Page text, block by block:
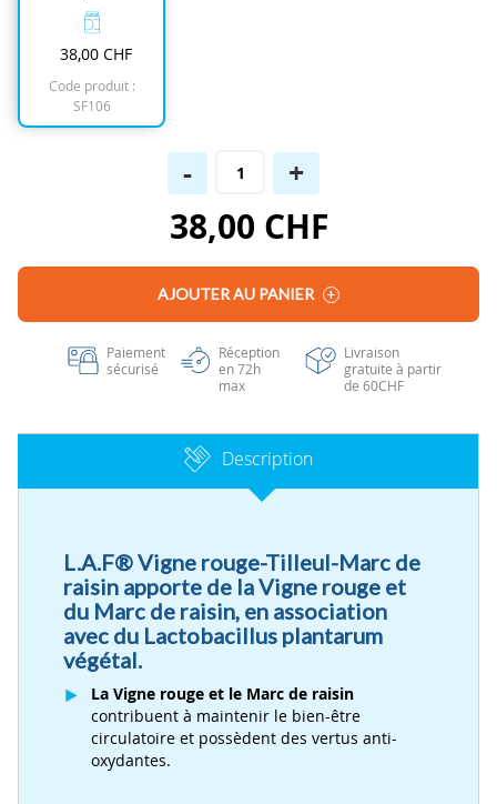
38,00 CHF
Code produit :
SF106
- +
38,00 CHF
AJOUTER AU PANIER
Paiement
sécurisé
Réception
en 72h
max
Livraison
gratuite à partir
de 60CHF
Description
L.A.F® Vigne rouge-Tilleul-Marc de
raisin apporte de la Vigne rouge et
du Marc de raisin, en association
avec du Lactobacillus plantarum
végétal.
La Vigne rouge et le Marc de raisin
contribuent à maintenir le bien-être
circulatoire et possèdent des vertus anti-
oxydantes.